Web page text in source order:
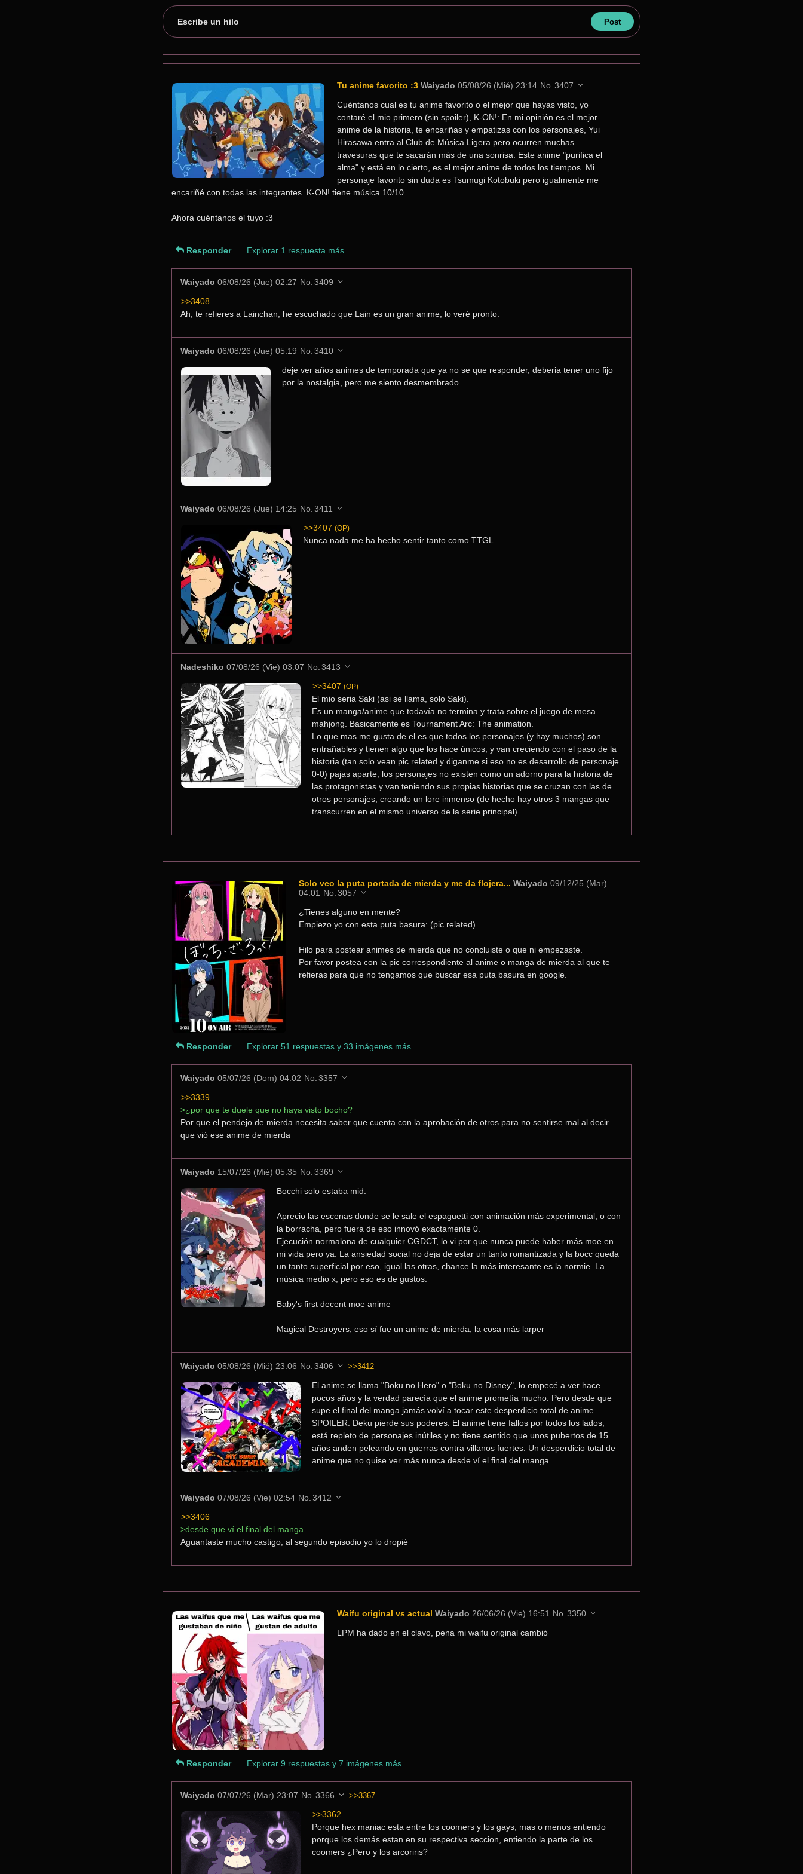
Escribe un hilo
Tu anime favorito :3 Waiyado 05/08/26 (Mié) 23:14 No. 3407
Cuéntanos cual es tu anime favorito o el mejor que hayas visto, yo
contaré el mio primero (sin spoiler), K-ON!: En mi opinión es el mejor
anime de la historia, te encariñas y empatizas con los personajes, Yui
Hirasawa entra al Club de Música Ligera pero ocurren muchas
travesuras que te sacarán más de una sonrisa. Este anime "purifica el
alma" y está en lo cierto, es el mejor anime de todos los tiempos. Mi
personaje favorito sin duda es Tsumugi Kotobuki pero igualmente me
encariñé con todas las integrantes. K-ON! tiene música 10/10
Ahora cuéntanos el tuyo :3
Responder Explorar 1 respuesta más
Waiyado 06/08/26 (Jue) 02:27 No. 3409
>>3408
Ah, te refieres a Lainchan, he escuchado que Lain es un gran anime, lo veré pronto.
Waiyado 06/08/26 (Jue) 05:19 No. 3410
deje ver años animes de temporada que ya no se que responder, deberia tener uno fijo
por la nostalgia, pero me siento desmembrado
Waiyado 06/08/26 (Jue) 14:25 No. 3411
>>3407 (OP)
Nunca nada me ha hecho sentir tanto como TTGL.
Nadeshiko 07/08/26 (Vie) 03:07 No. 3413
>>3407 (OP)
El mio seria Saki (asi se llama, solo Saki).
Es un manga/anime que todavía no termina y trata sobre el juego de mesa
mahjong. Basicamente es Tournament Arc: The animation.
Lo que mas me gusta de el es que todos los personajes (y hay muchos) son
entrañables y tienen algo que los hace únicos, y van creciendo con el paso de la
historia (tan solo vean pic related y diganme si eso no es desarrollo de personaje
0-0) pajas aparte, los personajes no existen como un adorno para la historia de
las protagonistas y van teniendo sus propias historias que se cruzan con las de
otros personajes, creando un lore inmenso (de hecho hay otros 3 mangas que
transcurren en el mismo universo de la serie principal).
Solo veo la puta portada de mierda y me da flojera... Waiyado 09/12/25 (Mar)
04:01 No. 3057
¿Tienes alguno en mente?
Empiezo yo con esta puta basura: (pic related)
Hilo para postear animes de mierda que no concluiste o que ni empezaste.
Por favor postea con la pic correspondiente al anime o manga de mierda al que te
refieras para que no tengamos que buscar esa puta basura en google.
Responder Explorar 51 respuestas y 33 imágenes más
Waiyado 05/07/26 (Dom) 04:02 No. 3357
>>3339
>¿por que te duele que no haya visto bocho?
Por que el pendejo de mierda necesita saber que cuenta con la aprobación de otros para no sentirse mal al decir
que vió ese anime de mierda
Waiyado 15/07/26 (Mié) 05:35 No. 3369
Bocchi solo estaba mid.
Aprecio las escenas donde se le sale el espaguetti con animación más experimental, o con
la borracha, pero fuera de eso innovó exactamente 0.
Ejecución normalona de cualquier CGDCT, lo vi por que nunca puede haber más moe en
mi vida pero ya. La ansiedad social no deja de estar un tanto romantizada y la bocc queda
un tanto superficial por eso, igual las otras, chance la más interesante es la normie. La
música medio x, pero eso es de gustos.
Baby's first decent moe anime
Magical Destroyers, eso sí fue un anime de mierda, la cosa más larper
Waiyado 05/08/26 (Mié) 23:06 No. 3406 >>3412
El anime se llama "Boku no Hero" o "Boku no Disney", lo empecé a ver hace
pocos años y la verdad parecía que el anime prometía mucho. Pero desde que
supe el final del manga jamás volví a tocar este desperdicio total de anime.
SPOILER: Deku pierde sus poderes. El anime tiene fallos por todos los lados,
está repleto de personajes inútiles y no tiene sentido que unos pubertos de 15
años anden peleando en guerras contra villanos fuertes. Un desperdicio total de
anime que no quise ver más nunca desde ví el final del manga.
Waiyado 07/08/26 (Vie) 02:54 No. 3412
>>3406
>desde que ví el final del manga
Aguantaste mucho castigo, al segundo episodio yo lo dropié
Waifu original vs actual Waiyado 26/06/26 (Vie) 16:51 No. 3350
LPM ha dado en el clavo, pena mi waifu original cambió
Responder Explorar 9 respuestas y 7 imágenes más
Waiyado 07/07/26 (Mar) 23:07 No. 3366 >>3367
>>3362
Porque hex maniac esta entre los coomers y los gays, mas o menos entiendo
porque los demás estan en su respectiva seccion, entiendo la parte de los
coomers ¿Pero y los arcoriris?